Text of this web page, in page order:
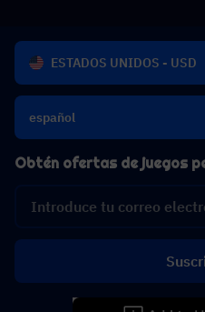
ESTADOS UNIDOS - USD
español
Obtén ofertas de juegos